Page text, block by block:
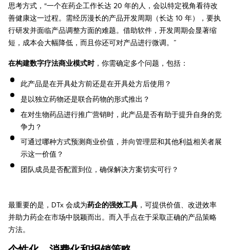
思考方式，“一个在药企工作长达 20 年的人，会以特定视角看待改
善健康这一过程。需经历漫长的产品开发周期（长达 10 年），要执
行研发并面临产品调整方面的难题。借助软件，开发周期会显著缩
短，成本会大幅降低，而且你还可对产品进行微调。”
在构建数字疗法商业模式时，你需确定多个问题，包括：
此产品是在开具处方前还是在开具处方后使用？
是以独立药物还是联合药物的形式推出？
在对生物药品进行推广营销时，此产品是否有助于提升自身的竞
争力？
可通过哪种方式预测商业价值，并向管理层和其他利益相关者展
示这一价值？
团队成员是否配置到位，确保解决方案切实可行？
最重要的是，DTx 会成为药企的强效工具 ，可提供价值、改进效率
并助力药企在市场中脱颖而出。而入手点在于采取正确的产品策略
方法。